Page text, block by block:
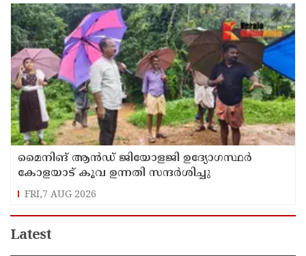
മൈനിങ് ആൻഡ്​ ജിയോളജി ഉദ്യോഗസ്ഥർ
കോളയാട് കൂവ ഉന്നതി സന്ദർശിച്ചു
FRI,7 AUG 2026
Latest